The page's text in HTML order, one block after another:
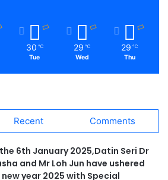
30 ℃
Tue
29 ℃
Wed
29 ℃
Thu
Recent Comments
6th January 2025,Datin Seri Dr
and Mr Loh Jun have ushered
new year 2025 with Special